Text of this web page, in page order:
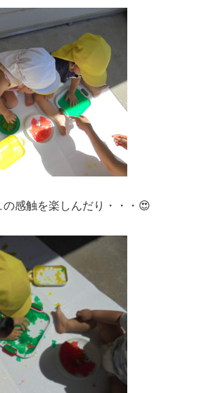
感触を楽しんだり・・・😍